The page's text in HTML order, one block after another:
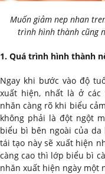
Muốn giảm nep nhan
trình hình thành cũng
1. Quá trình hình thành
Ngay khi bước vào độ
xuất hiện, nhất là ở các
nhăn càng rõ khi biểu
không phải là đột ngột
biểu bì bên ngoài của
tái tạo này sẽ xuất hiện
càng cao thì lớp biểu bì
nhăn xuất hiện ngày một